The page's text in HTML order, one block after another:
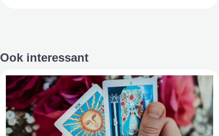
Ook interessant